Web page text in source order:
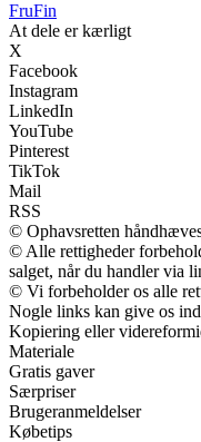
FruFin
At dele er kærligt
X
Facebook
Instagram
LinkedIn
YouTube
Pinterest
TikTok
Mail
RSS
© Ophavsretten
© Alle rettigheder
salget, når du handler via
© Vi forbeholder os alle
Nogle links kan give os
Kopiering eller
Materiale
Gratis gaver
Særpriser
Brugeranmeldelser
Købetips